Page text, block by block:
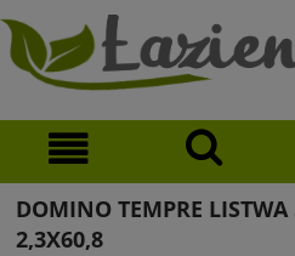
DOMINO TEMPRE
2,3X60,8